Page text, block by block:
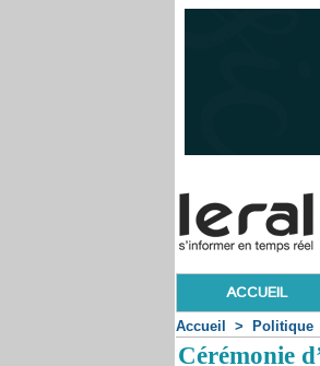
ACCUEIL
Accueil > Politique
Cérémonie